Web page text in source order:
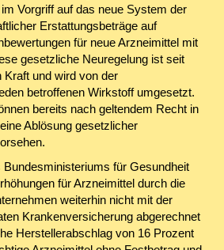
Vorgriff auf das neue System der
Erstattungsbeträge auf
für neue Arzneimittel mit
gesetzliche Neuregelung ist seit
Kraft und wird von der
betroffenen Wirkstoff umgesetzt.
bereits nach geltendem Recht in
Ablösung gesetzlicher
für Gesundheit
für Arzneimittel durch die
weiterhin nicht mit der
Krankenversicherung abgerechnet
Herstellerabschlag von 16 Prozent